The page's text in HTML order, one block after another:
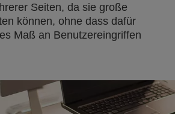
Seiten, da sie große
können, ohne dass dafür
Maß an Benutzereingriffen